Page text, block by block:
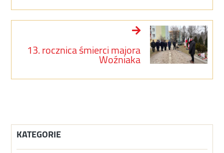
13. rocznica śmierci majora
Woźniaka
KATEGORIE